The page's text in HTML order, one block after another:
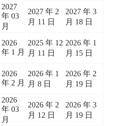
2027
年 03
月
2027 年 2
月 11 日
2027 年 3
月 18 日
2026
年 1 月
2025 年 12
月 11 日
2026 年 1
月 15 日
2026
年 2 月
2026 年 1
月 8 日
2026 年 2
月 19 日
2026
年 03
月
2026 年 2
月 12 日
2026 年 3
月 19 日